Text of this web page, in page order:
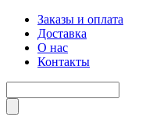
Заказы и оплата
Доставка
О нас
Контакты